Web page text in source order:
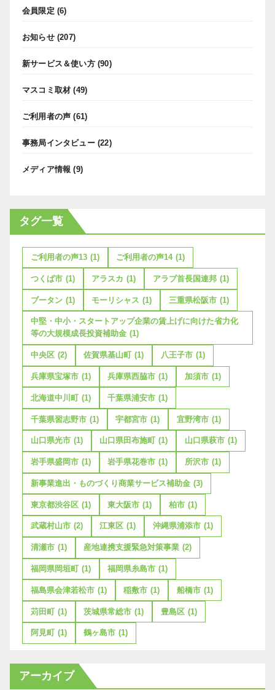
会員限定 (6)
お知らせ(207)
新サービス＆使い方(90)
マスコミ取材 (49)
ご利用者の声 (61)
事務局インタビュー(22)
メディア情報 (9)
タグ一覧
ご利用者の声13 (1) ご利用者の声14 (1)
つくば市 (1) アラスカ (1) アラブ首長国連邦 (1)
ブータン (1) モーリシャス (1) 三重県松阪市 (1)
中堅・中小・スタートアップ企業の賃上げに向けた省力化
等の大規模成長投資補助金 (1)
中央区 (2) 佐賀県基山町 (1) 八王子市 (1)
兵庫県宝塚市 (1) 兵庫県西脇市 (1) 加須市 (1)
北海道中川町 (1) 千葉県浦安市 (1)
千葉県習志野市 (1) 宇都宮市 (1) 宜野湾市 (1)
山口県光市 (1) 山口県田布施町 (1) 山口県萩市 (1)
岩手県盛岡市 (1) 岩手県花巻市 (1) 所沢市 (1)
新事業進出・ものづくり商業サービス補助金 (3)
東京都渋谷区 (1) 東大阪市 (1) 柏市 (1)
武蔵村山市 (2) 江東区 (1) 沖縄県浦添市 (1)
清瀬市 (1) 産地連携支援緊急対策事業 (2)
福岡県岡垣町 (1) 福岡県糸島市 (1)
福島県会津若松市 (1) 稲敷市 (1) 船橋市 (1)
苅田町 (1) 茨城県常総市 (1) 豊島区 (1)
阿見町 (1) 鶴ヶ島市 (1)
アーカイブ